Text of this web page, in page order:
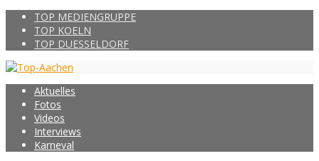
TOP MEDIENGRUPPE
TOP KOELN
TOP DUESSELDORF
Aktuelles
Fotos
Videos
Interviews
Karneval